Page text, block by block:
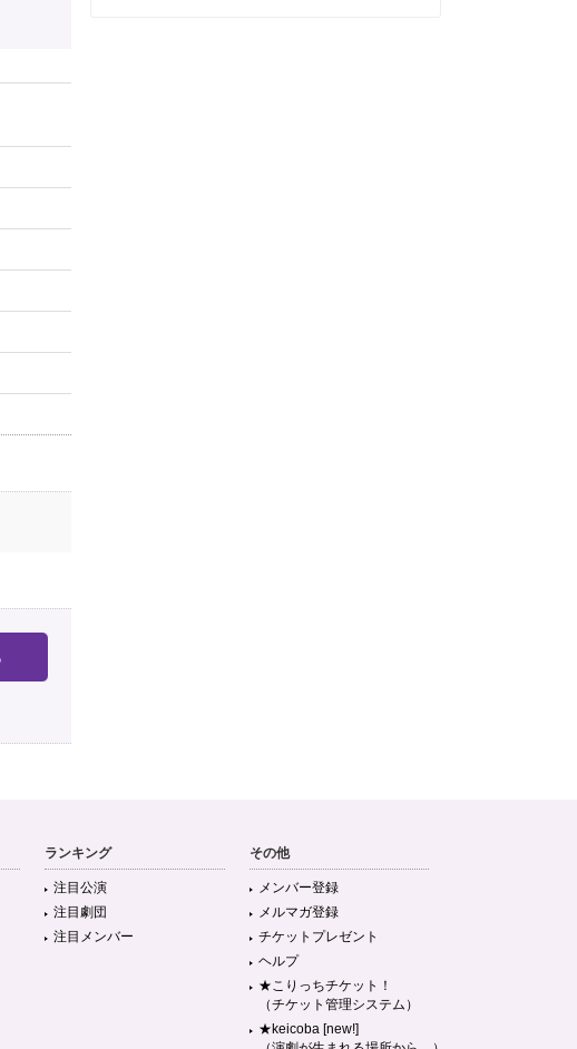
ランキング
注目公演
注目劇団
注目メンバー
その他
メンバー登録
メルマガ登録
チケットプレゼント
ヘルプ
★こりっちチケット！
（チケット管理システム）
★keicoba [new!]